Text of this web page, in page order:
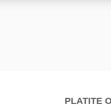
PLATITE